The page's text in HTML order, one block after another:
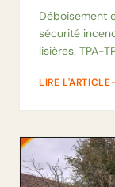
Déboisement
sécurité
lisières. TPA-
LIRE L'ARTICLE